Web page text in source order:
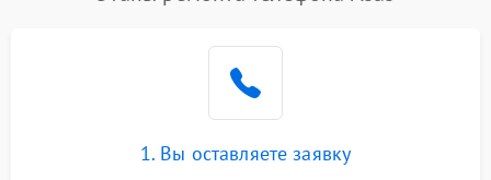
1. Вы оставляете заявку